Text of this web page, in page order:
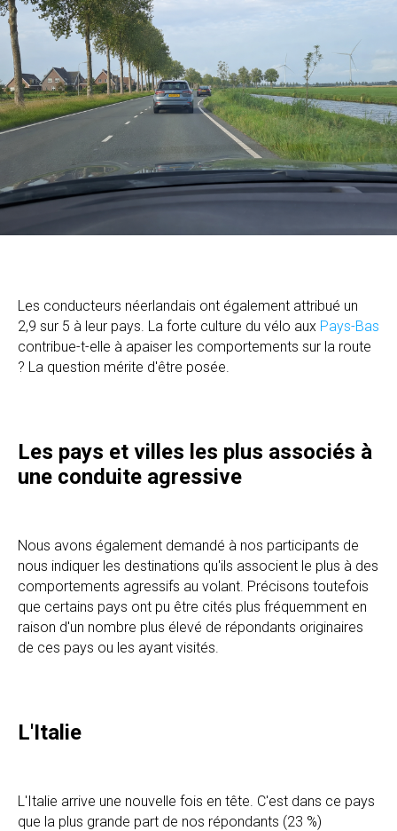
Les conducteurs néerlandais ont également attribué un
2,9 sur 5 à leur pays. La forte culture du vélo aux Pays-Bas
contribue-t-elle à apaiser les comportements sur la route
? La question mérite d'être posée.
Les pays et villes les plus associés à
une conduite agressive
Nous avons également demandé à nos participants de
nous indiquer les destinations qu'ils associent le plus à des
comportements agressifs au volant. Précisons toutefois
que certains pays ont pu être cités plus fréquemment en
raison d'un nombre plus élevé de répondants originaires
de ces pays ou les ayant visités.
L'Italie
L'Italie arrive une nouvelle fois en tête. C'est dans ce pays
que la plus grande part de nos répondants (23 %)